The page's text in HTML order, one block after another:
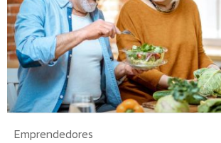
Emprendedores